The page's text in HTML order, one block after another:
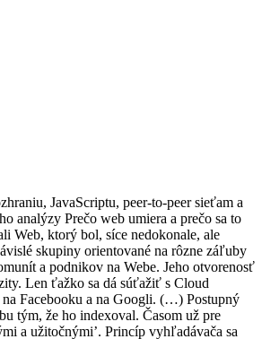
JavaScriptu, peer-to-peer sieťam a
analýzy Prečo web umiera a prečo sa to
Web, ktorý bol, síce nedokonale, ale
skupiny orientované na rôzne záľuby
a podnikov na Webe. Jeho otvorenosť
Len ťažko sa dá súťažiť s Cloud
Facebooku a na Googli. (…) Postupný
tým, že ho indexoval. Časom už pre
a užitočnými’. Princíp vyhľadávača sa